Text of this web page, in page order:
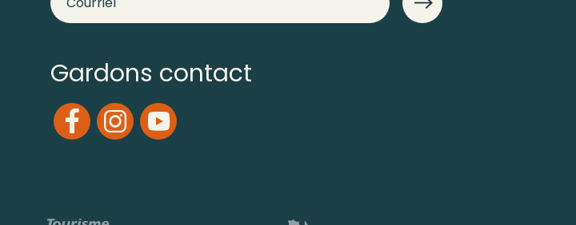
Gardons contact